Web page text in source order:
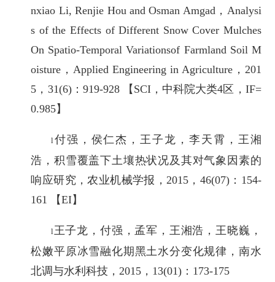
nxiao Li, Renjie Hou and Osman Amgad，Analysi
s of the Effects of Different Snow Cover Mulches
On Spatio-Temporal Variationsof Farmland Soil M
oisture，Applied Engineering in Agriculture，201
5，31(6)：919-928 【SCI，中科院大类4区，IF=
0.985】
l 付强，侯仁杰，王子龙，李天霄，王湘
浩，积雪覆盖下土壤热状况及其对气象因素的
响应研究，农业机械学报，2015，46(07)：154-
161 【EI】
l 王子龙，付强，孟军，王湘浩，王晓巍，
松嫩平原冰雪融化期黑土水分变化规律，南水
北调与水利科技，2015，13(01)：173-175